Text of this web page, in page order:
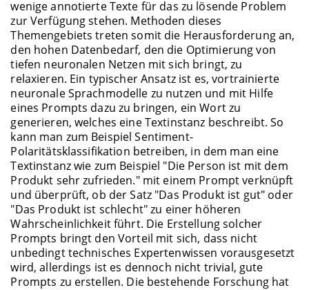
wenige annotierte Texte für das zu lösende Problem
zur Verfügung stehen. Methoden dieses
Themengebiets treten somit die Herausforderung an,
den hohen Datenbedarf, den die Optimierung von
tiefen neuronalen Netzen mit sich bringt, zu
relaxieren. Ein typischer Ansatz ist es, vortrainierte
neuronale Sprachmodelle zu nutzen und mit Hilfe
eines Prompts dazu zu bringen, ein Wort zu
generieren, welches eine Textinstanz beschreibt. So
kann man zum Beispiel Sentiment-
Polaritätsklassifikation betreiben, in dem man eine
Textinstanz wie zum Beispiel "Die Person ist mit dem
Produkt sehr zufrieden." mit einem Prompt verknüpft
und überprüft, ob der Satz "Das Produkt ist gut" oder
"Das Produkt ist schlecht" zu einer höheren
Wahrscheinlichkeit führt. Die Erstellung solcher
Prompts bringt den Vorteil mit sich, dass nicht
unbedingt technisches Expertenwissen vorausgesetzt
wird, allerdings ist es dennoch nicht trivial, gute
Prompts zu erstellen. Die bestehende Forschung hat